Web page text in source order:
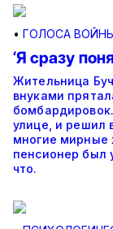
• ГОЛОСА
‘Я сразу
Жительница
внуками
улице, и решил
многие мирные
пенсионер был
что.